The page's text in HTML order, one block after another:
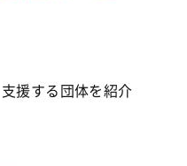
援する団体を紹介